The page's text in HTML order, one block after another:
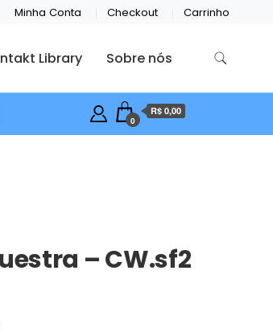
Minha Conta Checkout Carrinho
Library Sobre nós
0
R$ 0,00
– CW.sf2